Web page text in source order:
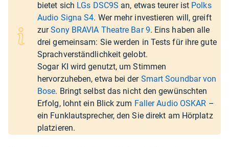
bietet sich LGs DSC9S an, etwas teurer ist Polks
Audio Signa S4. Wer mehr investieren will, greift
zurSony BRAVIA Theatre Bar 9. Eins haben alle
drei gemeinsam: Sie werden in Tests für ihre gute
Sprachverständlichkeit gelobt.
Sogar KI wird genutzt, um Stimmen
hervorzuheben, etwa bei der Smart Soundbar von
Bose. Bringt selbst das nicht den gewünschten
Erfolg, lohnt ein Blick zum Faller Audio OSKAR –
ein Funklautsprecher, den Sie direkt am Hörplatz
platzieren.